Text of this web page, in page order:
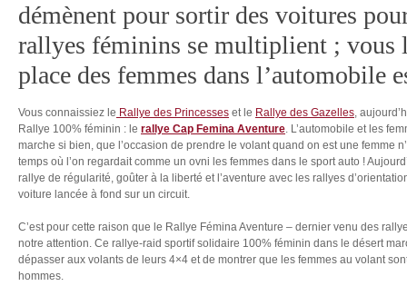
démènent pour sortir des voitures
rallyes féminins se multiplient ; vous
place des femmes dans l’automobile
Vous connaissiez le Rallye des Princesses et le Rallye des Gazelles,
Rallye 100% féminin : le rallye Cap Femina Aventure. L’automobile et les
marche si bien, que l’occasion de prendre le volant quand on est une femme
temps où l’on regardait comme un ovni les femmes dans le sport auto !
rallye de régularité, goûter à la liberté et l’aventure avec les rallyes
voiture lancée à fond sur un circuit.
C’est pour cette raison que le Rallye Fémina Aventure – dernier venu des
notre attention. Ce rallye-raid sportif solidaire 100% féminin dans le désert
dépasser aux volants de leurs 4×4 et de montrer que les femmes au volant
hommes.